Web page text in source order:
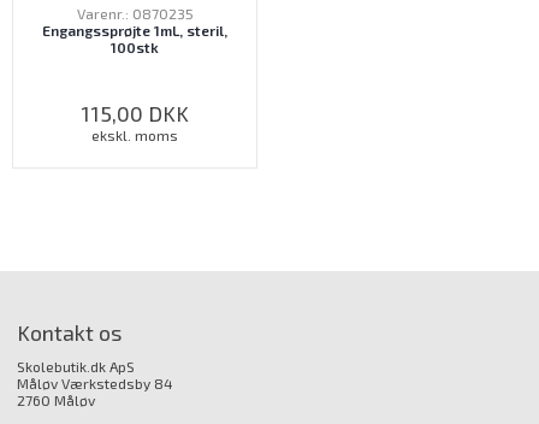
Varenr.: 0870235
Engangssprøjte 1mL, steril,
100stk
115,00 DKK
ekskl. moms
Kontakt os
Skolebutik.dk ApS
Måløv Værkstedsby 84
2760 Måløv